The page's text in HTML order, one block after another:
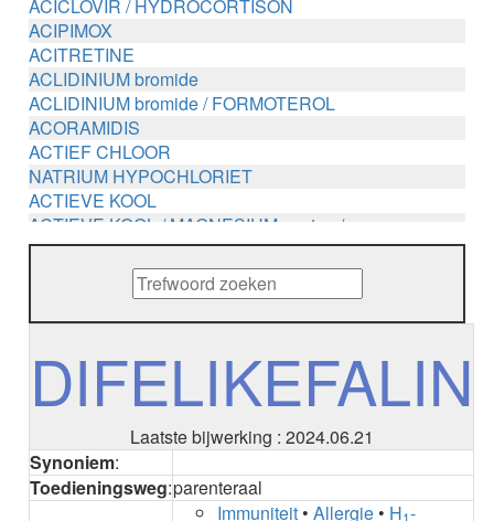
ACICLOVIR / HYDROCORTISON
ACIPIMOX
ACITRETINE
ACLIDINIUM bromide
ACLIDINIUM bromide / FORMOTEROL
ACORAMIDIS
ACTIEF CHLOOR
NATRIUM HYPOCHLORIET
ACTIEVE KOOL
ACTIEVE KOOL / MAGNESIUM zouten /
METHENAMINE
ADALIMUMAB
ADAPALEEN
ADAPALEEN / BENZOYLPEROXIDE
ADENOSINE
AESCINE
AFLIBERCEPT parenteraal
AFLIBERCEPT intravitreaal
DIFELIKEFALIN
Laatste bijwerking : 2024.06.21
Synoniem:
Toedieningsweg:parenteraal
Immuniteit •Allergie • H1-